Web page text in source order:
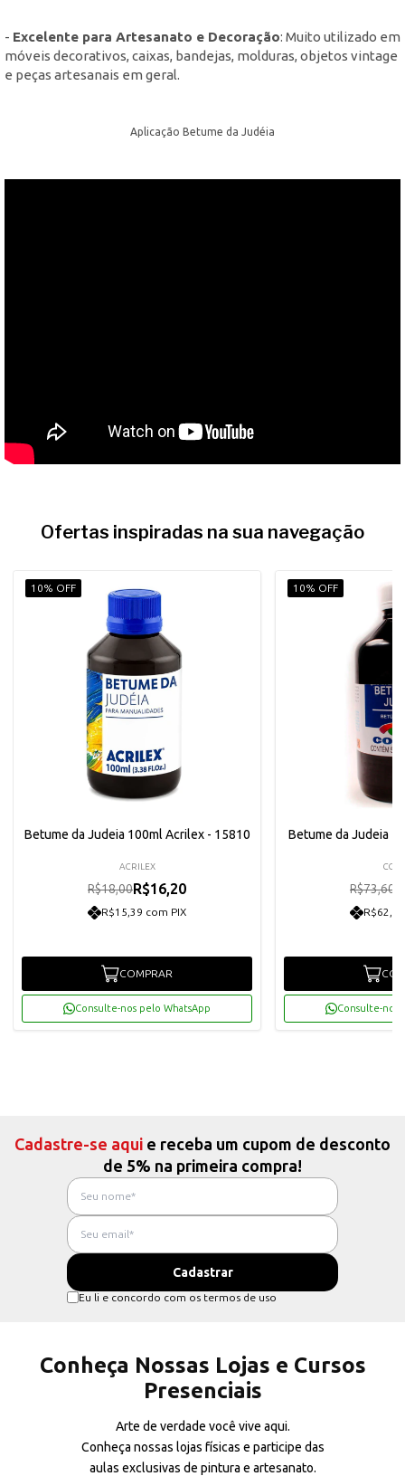
- Excelente para Artesanato e Decoração: Muito utilizado em
móveis decorativos, caixas, bandejas, molduras, objetos vintage
e peças artesanais em geral.
Aplicação Betume da Judéia
Ofertas inspiradas na sua navegação
10% OFF
Betume da Judeia 100ml Acrilex - 15810
ACRILEX
R$18,00R$16,20
R$15,39 com PIX
COMPRAR
Consulte-nos pelo WhatsApp
10% OFF
Betume da Judeia
R$73,60
Consulte-nos
Cadastre-se aqui e receba um cupom de desconto
de 5% na primeira compra!
Eu li e concordo com os termos de uso
Conheça Nossas Lojas e Cursos
Presenciais
Arte de verdade você vive aqui.
Conheça nossas lojas físicas e participe das
aulas exclusivas de pintura e artesanato.